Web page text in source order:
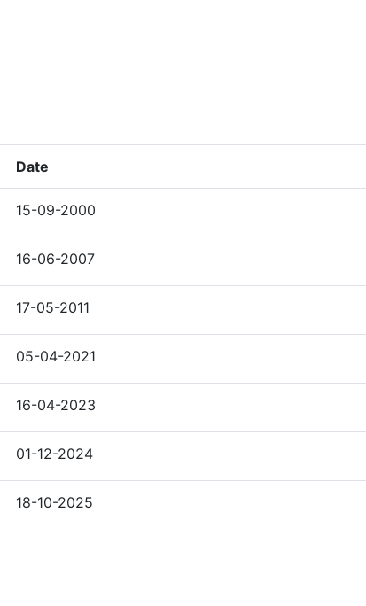
Date
15-09-2000
16-06-2007
17-05-2011
05-04-2021
16-04-2023
01-12-2024
18-10-2025